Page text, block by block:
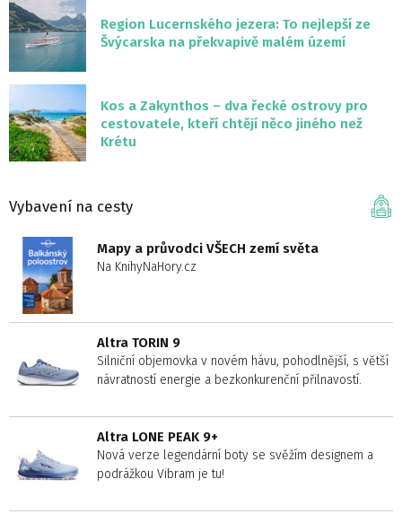
Region Lucernského jezera: To nejlepší ze
Švýcarska na překvapivě malém území
Kos a Zakynthos – dva řecké ostrovy pro
cestovatele, kteří chtějí něco jiného než
Krétu
Vybavení na cesty
Mapy a průvodci VŠECH zemí světa
Na KnihyNaHory.cz
Altra TORIN 9
Silniční objemovka v novém hávu, pohodlnější, s větší
návratností energie a bezkonkurenční přilnavostí.
Altra LONE PEAK 9+
Nová verze legendární boty se svěžím designem a
podrážkou Vibram je tu!